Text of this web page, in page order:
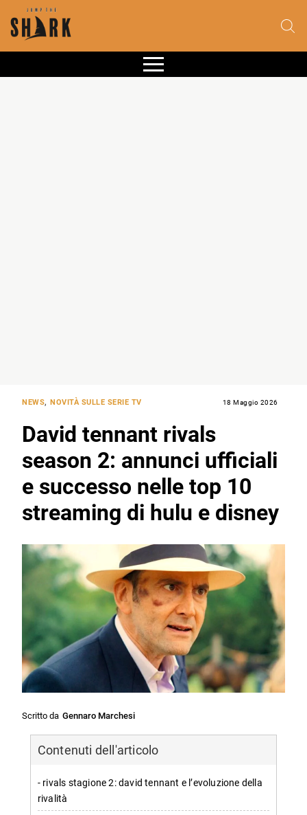
NEWS, NOVITÀ SULLE SERIE TV 18 Maggio 2026
David tennant rivals
season 2: annunci ufficiali
e successo nelle top 10
streaming di hulu e disney
Scritto da Gennaro Marchesi
Contenuti dell'articolo
- rivals stagione 2: david tennant e l’evoluzione della
rivalità